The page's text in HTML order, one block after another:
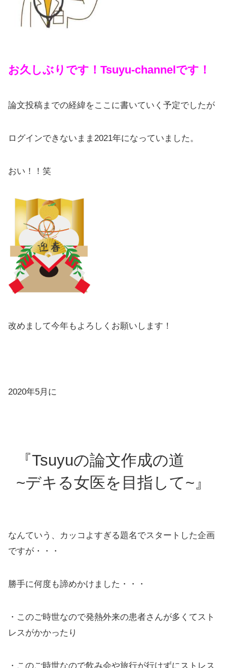
お久しぶりです！Tsuyu-channelです！
論文投稿までの経緯をここに書いていく予定でしたが
ログインできないまま2021年になっていました。
おい！！笑
改めまして今年もよろしくお願いします！
2020年5月に
『Tsuyuの論文作成の道
~デキる女医を目指して~』
なんていう、カッコよすぎる題名でスタートした企画
ですが・・・
勝手に何度も諦めかけました・・・
・このご時世なので発熱外来の患者さんが多くてスト
レスがかかったり
・このご時世なので飲み会や旅行が行けずにストレス